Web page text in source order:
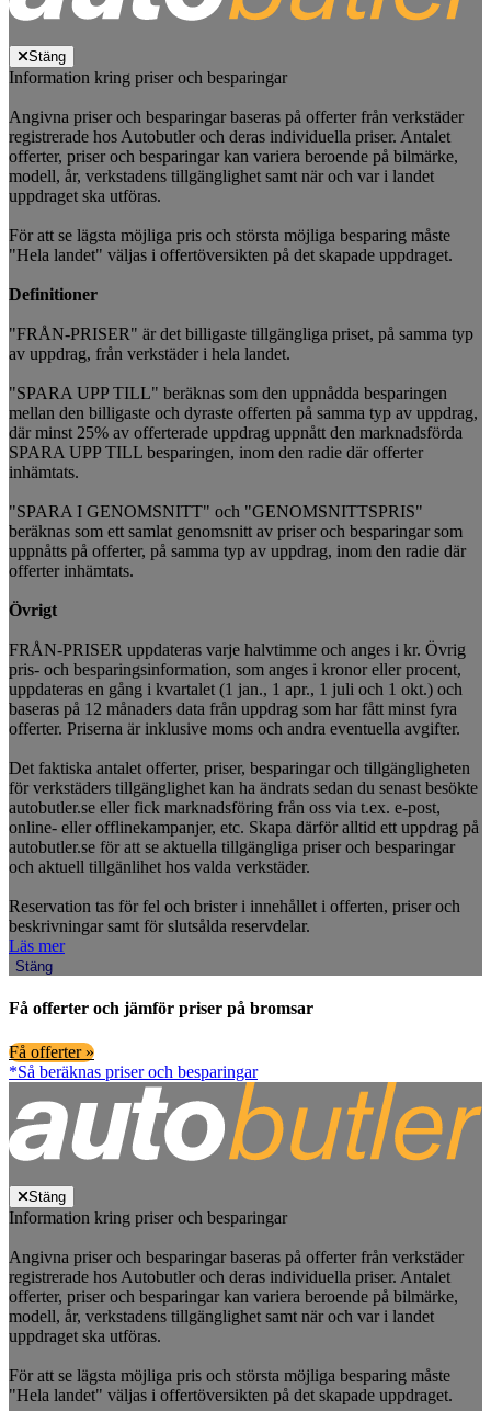
Stäng
Information kring priser och besparingar
Angivna priser och besparingar baseras på offerter från verkstäder
registrerade hos Autobutler och deras individuella priser. Antalet
offerter, priser och besparingar kan variera beroende på bilmärke,
modell, år, verkstadens tillgänglighet samt när och var i landet
uppdraget ska utföras.
För att se lägsta möjliga pris och största möjliga besparing måste
"Hela landet" väljas i offertöversikten på det skapade uppdraget.
Definitioner
"FRÅN-PRISER" är det billigaste tillgängliga priset, på samma typ
av uppdrag, från verkstäder i hela landet.
"SPARA UPP TILL" beräknas som den uppnådda besparingen
mellan den billigaste och dyraste offerten på samma typ av uppdrag,
där minst 25% av offerterade uppdrag uppnått den marknadsförda
SPARA UPP TILL besparingen, inom den radie där offerter
inhämtats.
"SPARA I GENOMSNITT" och "GENOMSNITTSPRIS"
beräknas som ett samlat genomsnitt av priser och besparingar som
uppnåtts på offerter, på samma typ av uppdrag, inom den radie där
offerter inhämtats.
Övrigt
FRÅN-PRISER uppdateras varje halvtimme och anges i kr. Övrig
pris- och besparingsinformation, som anges i kronor eller procent,
uppdateras en gång i kvartalet (1 jan., 1 apr., 1 juli och 1 okt.) och
baseras på 12 månaders data från uppdrag som har fått minst fyra
offerter. Priserna är inklusive moms och andra eventuella avgifter.
Det faktiska antalet offerter, priser, besparingar och tillgängligheten
för verkstäders tillgänglighet kan ha ändrats sedan du senast besökte
autobutler.se eller fick marknadsföring från oss via t.ex. e-post,
online- eller offlinekampanjer, etc. Skapa därför alltid ett uppdrag på
autobutler.se för att se aktuella tillgängliga priser och besparingar
och aktuell tillgänlihet hos valda verkstäder.
Reservation tas för fel och brister i innehållet i offerten, priser och
beskrivningar samt för slutsålda reservdelar.
Läs mer
Stäng
Få offerter och jämför priser på bromsar
Få offerter »
*Så beräknas priser och besparingar
Stäng
Information kring priser och besparingar
Angivna priser och besparingar baseras på offerter från verkstäder
registrerade hos Autobutler och deras individuella priser. Antalet
offerter, priser och besparingar kan variera beroende på bilmärke,
modell, år, verkstadens tillgänglighet samt när och var i landet
uppdraget ska utföras.
För att se lägsta möjliga pris och största möjliga besparing måste
"Hela landet" väljas i offertöversikten på det skapade uppdraget.